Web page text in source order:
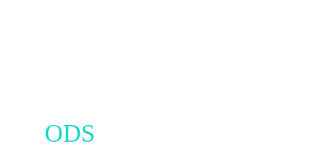
ODS